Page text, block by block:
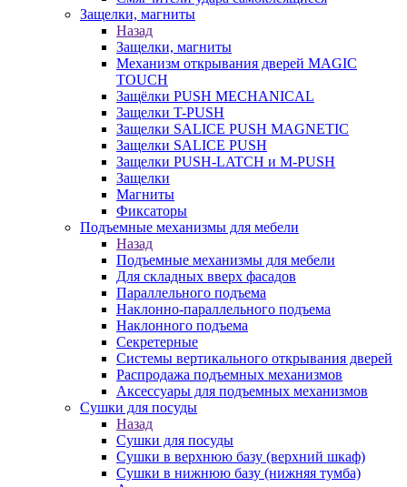
Защелки, магниты
Назад
Защелки, магниты
Механизм открывания дверей MAGIC
TOUCH
Защёлки PUSH MECHANICAL
Защелки T-PUSH
Защелки SALICE PUSH MAGNETIC
Защелки SALICE PUSH
Защелки PUSH-LATCH и M-PUSH
Защелки
Магниты
Фиксаторы
Подъемные механизмы для мебели
Назад
Подъемные механизмы для мебели
Для складных вверх фасадов
Параллельного подъема
Наклонно-параллельного подъема
Наклонного подъема
Секретерные
Системы вертикального открывания дверей
Распродажа подъемных механизмов
Аксессуары для подъемных механизмов
Сушки для посуды
Назад
Сушки для посуды
Сушки в верхнюю базу (верхний шкаф)
Сушки в нижнюю базу (нижняя тумба)